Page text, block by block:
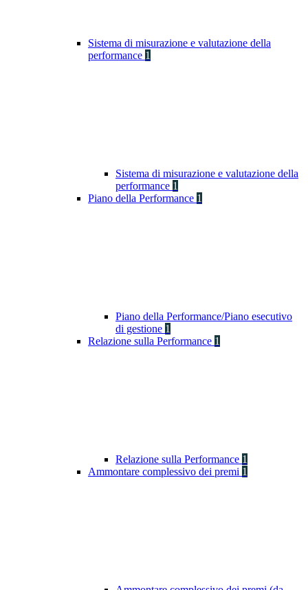
Sistema di misurazione e valutazione della
performance 1
Sistema di misurazione e valutazione della
performance 1
Piano della Performance 1
Piano della Performance/Piano esecutivo
di gestione 1
Relazione sulla Performance 1
Relazione sulla Performance 1
Ammontare complessivo dei premi 1